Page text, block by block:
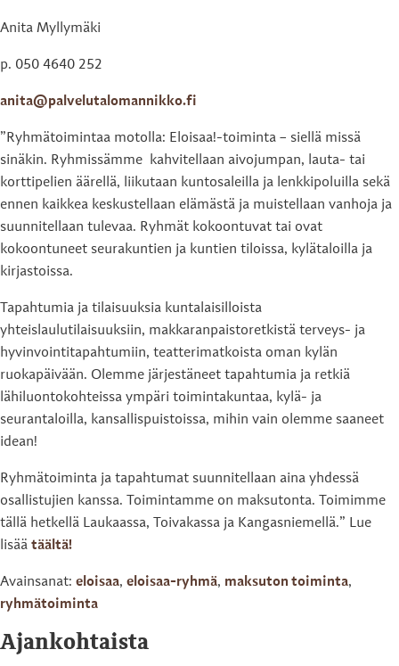
Anita Myllymäki
p. 050 4640 252
anita@palvelutalomannikko.fi
”Ryhmätoimintaa motolla: Eloisaa!-toiminta – siellä missä
sinäkin. Ryhmissämme kahvitellaan aivojumpan, lauta- tai
korttipelien äärellä, liikutaan kuntosaleilla ja lenkkipoluilla sekä
ennen kaikkea keskustellaan elämästä ja muistellaan vanhoja ja
suunnitellaan tulevaa. Ryhmät kokoontuvat tai ovat
kokoontuneet seurakuntien ja kuntien tiloissa, kylätaloilla ja
kirjastoissa.
Tapahtumia ja tilaisuuksia kuntalaisilloista
yhteislaulutilaisuuksiin, makkaranpaistoretkistä terveys- ja
hyvinvointitapahtumiin, teatterimatkoista oman kylän
ruokapäivään. Olemme järjestäneet tapahtumia ja retkiä
lähiluontokohteissa ympäri toimintakuntaa, kylä- ja
seurantaloilla, kansallispuistoissa, mihin vain olemme saaneet
idean!
Ryhmätoiminta ja tapahtumat suunnitellaan aina yhdessä
osallistujien kanssa. Toimintamme on maksutonta. Toimimme
tällä hetkellä Laukaassa, Toivakassa ja Kangasniemellä.” Lue
lisää täältä!
Avainsanat: eloisaa, eloisaa-ryhmä, maksuton toiminta,
ryhmätoiminta
Ajankohtaista